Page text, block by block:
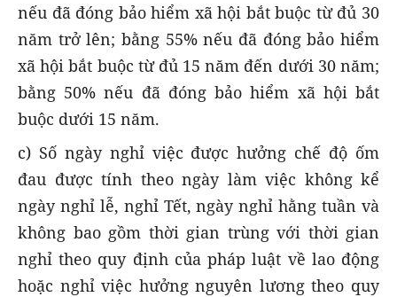
nếu đã đóng bảo hiểm xã hội bắt buộc từ đủ 30
năm trở lên; bằng 55% nếu đã đóng bảo hiểm
xã hội bắt buộc từ đủ 15 năm đến dưới 30 năm;
bằng 50% nếu đã đóng bảo hiểm xã hội bắt
buộc dưới 15 năm.
c) Số ngày nghỉ việc được hưởng chế độ ốm
đau được tính theo ngày làm việc không kể
ngày nghỉ lễ, nghỉ Tết, ngày nghỉ hằng tuần và
không bao gồm thời gian trùng với thời gian
nghỉ theo quy định của pháp luật về lao động
hoặc nghỉ việc hưởng nguyên lương theo quy